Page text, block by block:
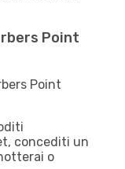
Point
Point
concediti un
o